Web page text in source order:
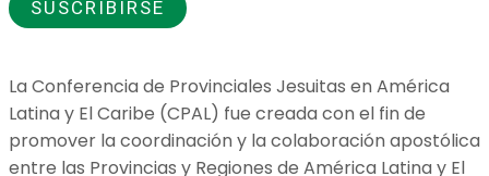
La Conferencia de Provinciales Jesuitas en América
Latina y El Caribe (CPAL) fue creada con el fin de
promover la coordinación y la colaboración apostólica
entre las Provincias y Regiones de América Latina y El